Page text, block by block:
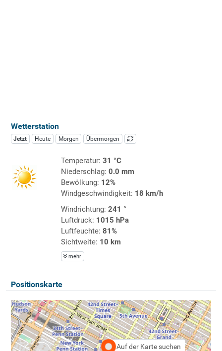
Wetterstation
Jetzt Heute Morgen Übermorgen
Temperatur: 31 °C
Niederschlag: 0.0 mm
Bewölkung: 12%
Windgeschwindigkeit: 18 km/h
Windrichtung: 241 °
Luftdruck: 1015 hPa
Luftfeuchte: 81%
Sichtweite: 10 km
mehr
Positionskarte
Auf der Karte suchen